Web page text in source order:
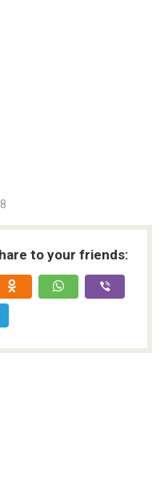
to your friends: